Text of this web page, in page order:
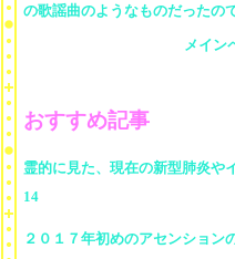
の歌謡曲のようなものだった
メイン
おすすめ記事
霊的に見た、現在の新型肺炎
14
２０１７年初めのアセンショ